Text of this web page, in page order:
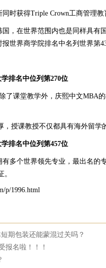
时获得Triple Crown工商管理
，在世界范围内也是同样具有
世界商学院排名中名列世界第
排名中位列第270位
了课堂教学外，庆熙中文MBA
，授课教授不仅都具有海外留
排名中位列第457位
多个世界领先专业，最出名
p/1996.html
期包装还能蒙混过关吗？
报名啦！！！